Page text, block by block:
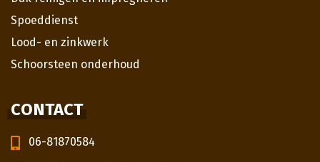
Spoeddienst
Lood- en zinkwerk
Schoorsteen onderhoud
CONTACT
06-81870584